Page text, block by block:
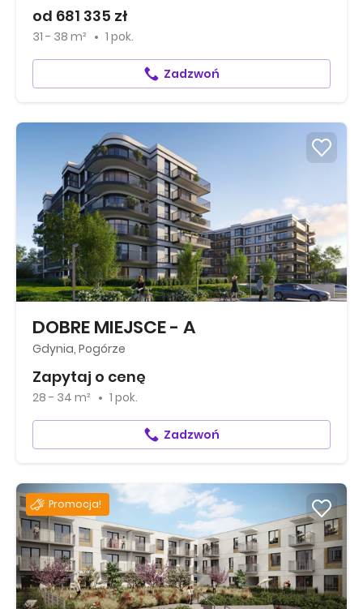
od 681 335 zł
31 - 38 m² 1 pok.
Zadzwoń
DOBRE MIEJSCE - A
Gdynia, Pogórze
Zapytaj o cenę
28 - 34 m² 1 pok.
Zadzwoń
Promocja!